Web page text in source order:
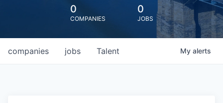
0
COMPANIES
0
JOBS
jobs
companies Talent My alerts